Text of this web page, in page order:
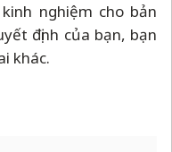
nghiệm cho bản
định của bạn, bạn
khác.